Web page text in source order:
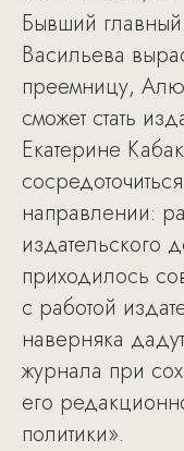
Бывший
Васильева
преемницу,
сможет стать
Екатерине
направлении:
издательского
приходилось
с работой
наверняка
журнала при
его
политики».